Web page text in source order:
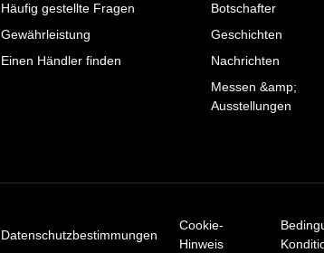
Häufig gestellte Fragen
Gewährleistung
Einen Händler finden
Botschafter
Geschichten
Nachrichten
Messen &amp;
Ausstellungen
Datenschutzbestimmungen
Cookie-
Hinweis